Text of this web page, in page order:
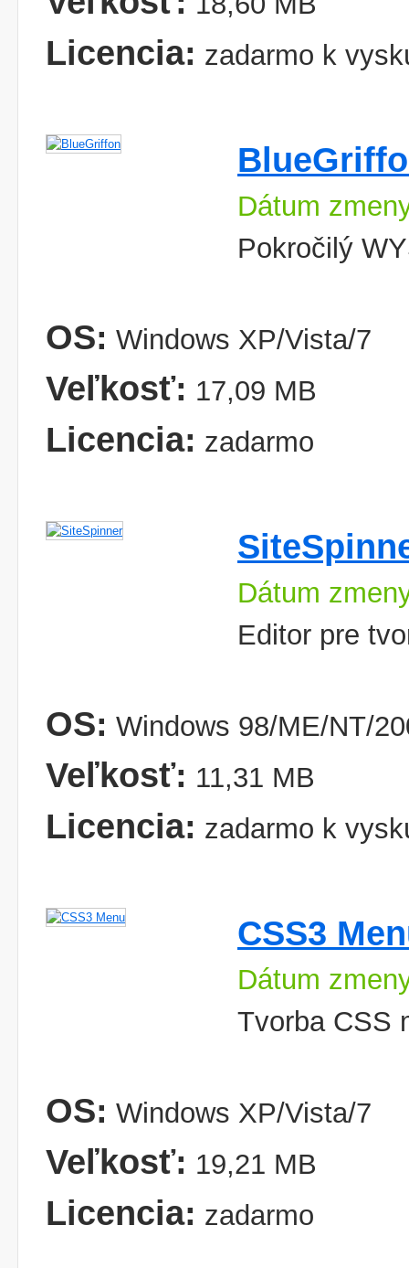
Licencia: zadarmo k
Dátum
Pokročilý
OS: Windows XP/Vista/7
Veľkosť: 17,09 MB
Licencia: zadarmo
Dátum
Editor pre
OS: Windows 98/ME/NT/
Veľkosť: 11,31 MB
Licencia: zadarmo k
CSS3
Dátum
Tvorba CSS
OS: Windows XP/Vista/7
Veľkosť: 19,21 MB
Licencia: zadarmo